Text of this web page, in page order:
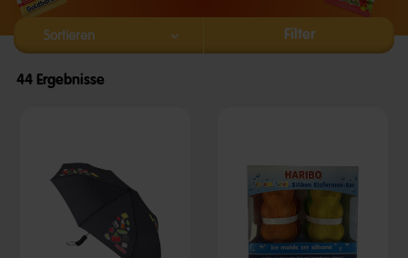
Filter
44 Ergebnisse